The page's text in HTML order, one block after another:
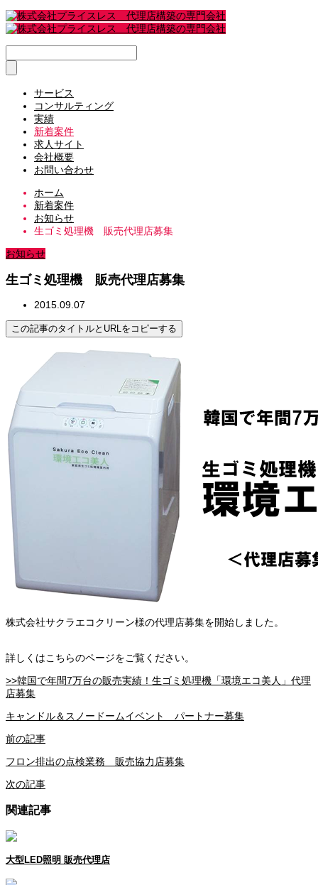
サービス
コンサルティング
実績
新着案件
求人サイト
会社概要
お問い合わせ
ホーム
新着案件
お知らせ
生ゴミ処理機 販売代理店募集
お知らせ
生ゴミ処理機 販売代理店募集
2015.09.07
この記事のタイトルとURLをコピーする
株式会社サクラエコクリーン様の代理店募集を開始しました。
詳しくはこちらのページをご覧ください。
>>韓国で年間7万台の販売実績！生ゴミ処理機「環境エコ美人」代理
店募集
キャンドル＆スノードームイベント パートナー募集
前の記事
フロン排出の点検業務 販売協力店募集
次の記事
関連記事
大型LED照明 販売代理店